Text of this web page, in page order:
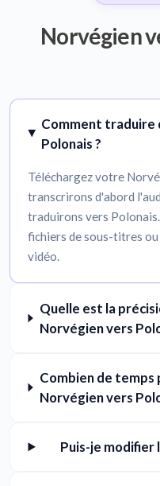
Norvégien
Comment traduire
Polonais ?
Téléchargez votre
transcrirons d'abord
traduirons vers
fichiers de sous-titres ou
vidéo.
Quelle est la
Norvégien vers
Combien de
Norvégien vers
Puis-je modifier